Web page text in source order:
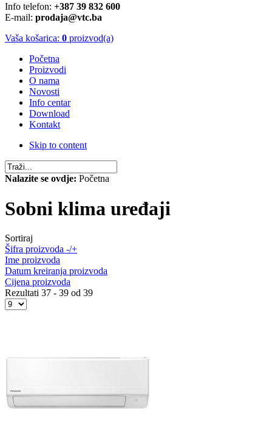
Info telefon: +387 39 832 600
E-mail: prodaja@vtc.ba
Vaša košarica: 0 proizvod(a)
Početna
Proizvodi
O nama
Novosti
Info centar
Download
Kontakt
Skip to content
Nalazite se ovdje: Početna
Sobni klima uređaji
Sortiraj
Šifra proizvoda -/+
Ime proizvoda
Datum kreiranja proizvoda
Cijena proizvoda
Rezultati 37 - 39 od 39